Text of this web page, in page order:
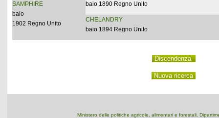
SAMPHIRE
baio
1902 Regno Unito
baio 1890 Regno Unito
CHELANDRY
baio 1894 Regno Unito
Ministero delle politiche agricole, alimentari e forestali,